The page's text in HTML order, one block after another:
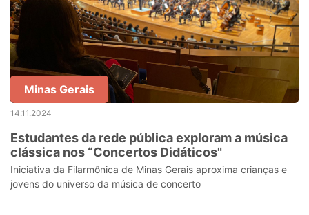
Minas Gerais
14.11.2024
Estudantes da rede pública exploram a música
clássica nos “Concertos Didáticos"
Iniciativa da Filarmônica de Minas Gerais aproxima crianças e
jovens do universo da música de concerto